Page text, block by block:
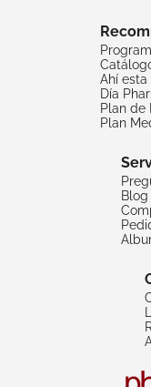
Ahí
Día
Plan de
Plan
Blog